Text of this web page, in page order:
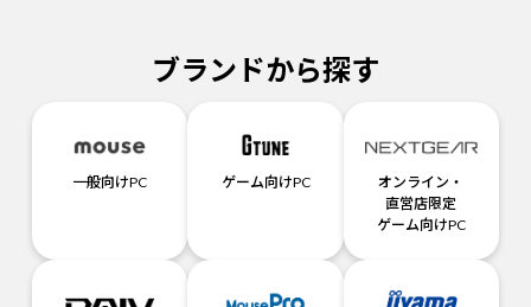
ブランドから探す
一般向けPC ゲーム向けPC
オンライン・
直営店限定
ゲーム向けPC